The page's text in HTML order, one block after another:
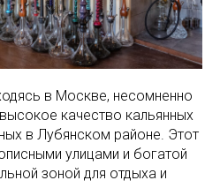
в Москве, несомненно
качество кальянных
в Лубянском районе. Этот
улицами и богатой
зоной для отдыха и